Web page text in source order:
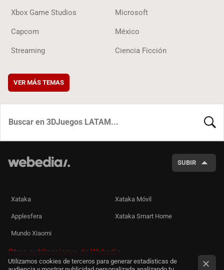
Xbox Game Studios Microsoft
Capcom México
Streaming Ciencia Ficción
VER MÁS TEMAS
SUBIR
Xataka Xataka Móvil
Applesfera Xataka Smart Home
Mundo Xiaomi
Otras publicaciones de Webedia
Utilizamos cookies de terceros para generar estadísticas de